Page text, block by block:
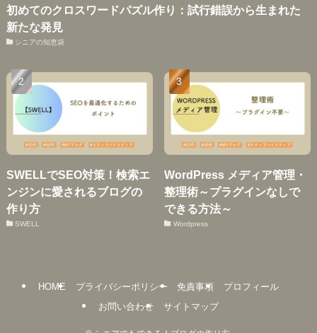
初めてのクロスワードパズル作り：試行錯誤から生まれた
新たな発見
シニアの知恵袋
SWELLでSEO対策！検索エ
ンジンに愛されるブログの
作り方
SWELL
WordPress メディア管理・
整理術～プラグインなしで
できる方法～
Wordpress
HOME プライバシーポリシー 免責事項
プロフィール
お問い合わせ
サイトマップ